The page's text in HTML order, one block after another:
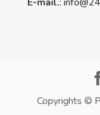
Copyrights ©